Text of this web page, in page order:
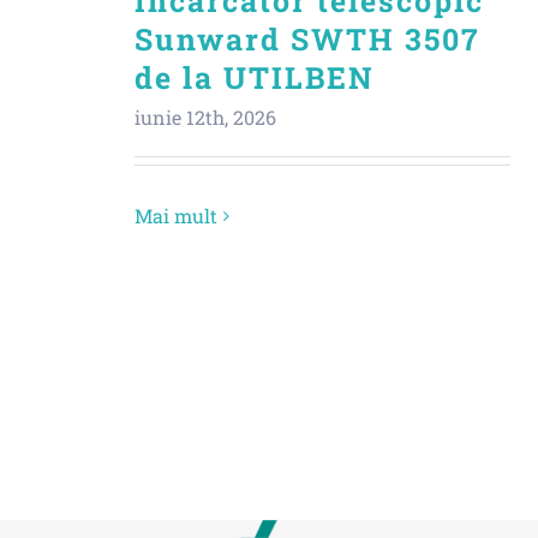
Sunward SWTH 3507
de la UTILBEN
iunie 12th, 2026
Mai mult